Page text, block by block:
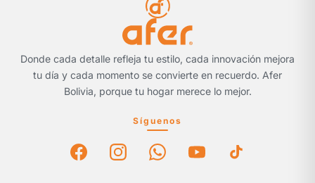
Donde cada detalle refleja tu estilo, cada innovación mejora
tu día y cada momento se convierte en recuerdo. Afer
Bolivia, porque tu hogar merece lo mejor.
Síguenos